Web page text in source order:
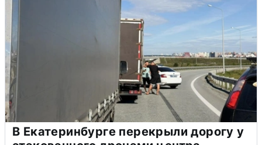
В Екатеринбурге перекрыли дорогу у